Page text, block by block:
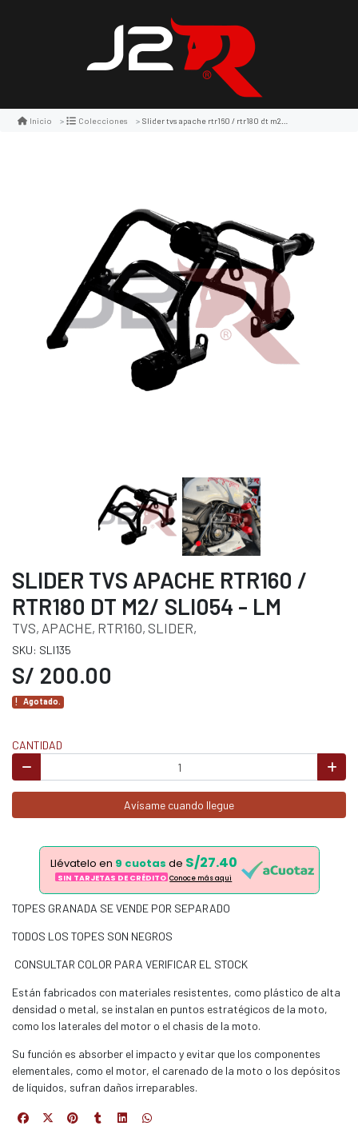
Inicio Colecciones Slider tvs apache rtr160 / rtr180 dt m2/ sli054 - lm
SLIDER TVS APACHE RTR160 /
RTR180 DT M2/ SLI054 - LM
TVS, APACHE, RTR160, SLIDER,
SKU: SLI135
S/ 200.00
Agotado.
CANTIDAD
Avísame cuando llegue
Llévatelo en 9 cuotas de S/27.40
SIN TARJETAS DE CRÉDITO Conoce más aqui
TOPES GRANADA SE VENDE POR SEPARADO
TODOS LOS TOPES SON NEGROS
CONSULTAR COLOR PARA VERIFICAR EL STOCK
Están fabricados con materiales resistentes, como plástico de alta
densidad o metal, se instalan en puntos estratégicos de la moto,
como los laterales del motor o el chasis de la moto.
Su función es absorber el impacto y evitar que los componentes
elementales, como el motor, el carenado de la moto o los depósitos
de líquidos, sufran daños irreparables.